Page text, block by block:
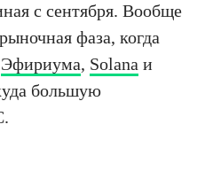
с сентября. Вообще
фаза, когда
Эфириума, Solana и
большую